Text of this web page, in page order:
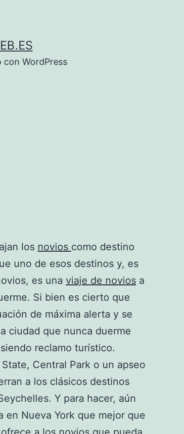
WordPress
los novios como destino
uno de esos destinos y, es
es una viaje de novios a
Si bien es cierto que
de máxima alerta y se
ciudad que nunca duerme
reclamo turístico.
Central Park o un apseo
a los clásicos destinos
Y para hacer, aún
en Nueva York que mejor que